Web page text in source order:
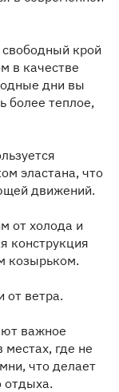
крой
в качестве
дни вы
более теплое,
эластана, что
движений.
от холода и
конструкция
козырьком.
от ветра.
важное
где не
что делает
отдыха.